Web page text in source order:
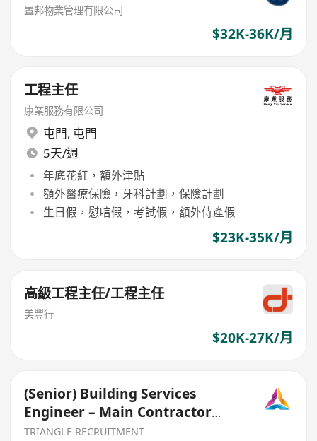
置邦物業管理有限公司
$32K-36K/月
工程主任
康業服務有限公司
屯門, 屯門
5天/週
年底花紅，額外津貼
額外醫療保險，牙科計劃，保險計劃
生日假，慰唁假，考試假，額外侍產假
$23K-35K/月
高級工程主任/工程主任
美豐行
$20K-27K/月
(Senior) Building Services
Engineer – Main Contractor
(TR017)
TRIANGLE RECRUITMENT